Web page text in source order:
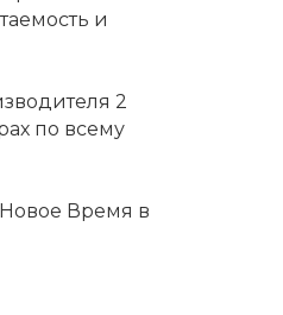
и
2
по всему
Новое Время в